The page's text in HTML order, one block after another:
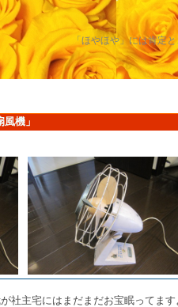
「ほやほや」には肯定
機」
社主宅にはまだまだお宝眠ってます